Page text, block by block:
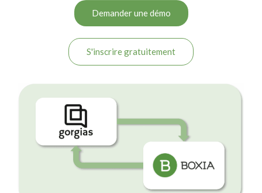
Demander une démo
S'inscrire gratuitement